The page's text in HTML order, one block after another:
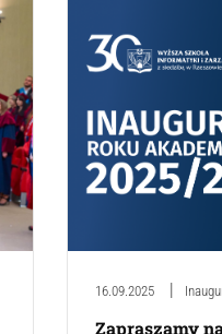
16.09.2025
Zapraszamy